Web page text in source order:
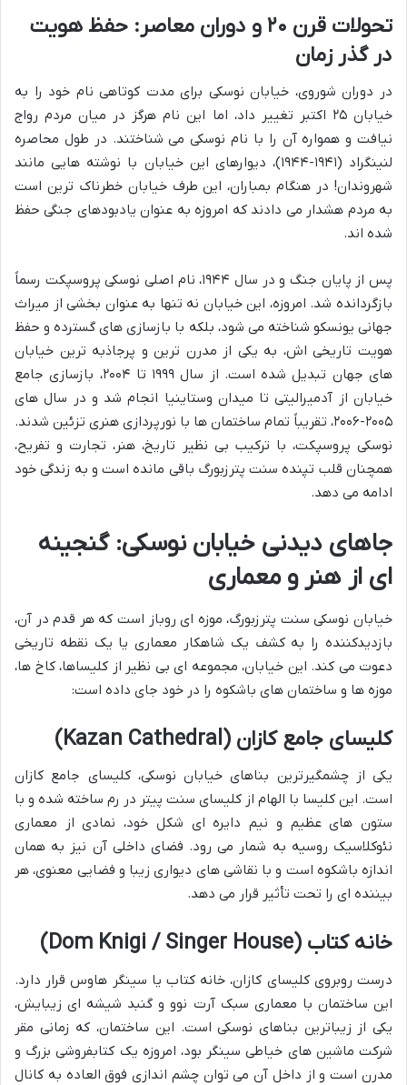
تحولات قرن ۲۰ و دوران معاصر: حفظ هویت
در گذر زمان
در دوران شوروی، خیابان نوسکی برای مدت کوتاهی نام خود را به
خیابان ۲۵ اکتبر تغییر داد، اما این نام هرگز در میان مردم رواج
نیافت و همواره آن را با نام نوسکی می شناختند. در طول محاصره
لنینگراد (۱۹۴۱-۱۹۴۴)، دیوارهای این خیابان با نوشته هایی مانند
شهروندان! در هنگام بمباران، این طرف خیابان خطرناک ترین است
به مردم هشدار می دادند که امروزه به عنوان یادبودهای جنگی حفظ
شده اند.
پس از پایان جنگ و در سال ۱۹۴۴، نام اصلی نوسکی پروسپکت رسماً
بازگردانده شد. امروزه، این خیابان نه تنها به عنوان بخشی از میراث
جهانی یونسکو شناخته می شود، بلکه با بازسازی های گسترده و حفظ
هویت تاریخی اش، به یکی از مدرن ترین و پرجاذبه ترین خیابان
های جهان تبدیل شده است. از سال ۱۹۹۹ تا ۲۰۰۴، بازسازی جامع
خیابان از آدمیرالیتی تا میدان وستاینیا انجام شد و در سال های
۲۰۰۵-۲۰۰۶، تقریباً تمام ساختمان ها با نورپردازی هنری تزئین شدند.
نوسکی پروسپکت، با ترکیب بی نظیر تاریخ، هنر، تجارت و تفریح،
همچنان قلب تپنده سنت پترزبورگ باقی مانده است و به زندگی خود
ادامه می دهد.
جاهای دیدنی خیابان نوسکی: گنجینه
ای از هنر و معماری
خیابان نوسکی سنت پترزبورگ، موزه ای روباز است که هر قدم در آن،
بازدیدکننده را به کشف یک شاهکار معماری یا یک نقطه تاریخی
دعوت می کند. این خیابان، مجموعه ای بی نظیر از کلیساها، کاخ ها،
موزه ها و ساختمان های باشکوه را در خود جای داده است:
کلیسای جامع کازان (Kazan Cathedral)
یکی از چشمگیرترین بناهای خیابان نوسکی، کلیسای جامع کازان
است. این کلیسا با الهام از کلیسای سنت پیتر در رم ساخته شده و با
ستون های عظیم و نیم دایره ای شکل خود، نمادی از معماری
نئوکلاسیک روسیه به شمار می رود. فضای داخلی آن نیز به همان
اندازه باشکوه است و با نقاشی های دیواری زیبا و فضایی معنوی، هر
بیننده ای را تحت تأثیر قرار می دهد.
خانه کتاب (Dom Knigi / Singer House)
درست روبروی کلیسای کازان، خانه کتاب یا سینگر هاوس قرار دارد.
این ساختمان با معماری سبک آرت نوو و گنبد شیشه ای زیبایش،
یکی از زیباترین بناهای نوسکی است. این ساختمان، که زمانی مقر
شرکت ماشین های خیاطی سینگر بود، امروزه یک کتابفروشی بزرگ و
مدرن است و از داخل آن می توان چشم اندازی فوق العاده به کانال